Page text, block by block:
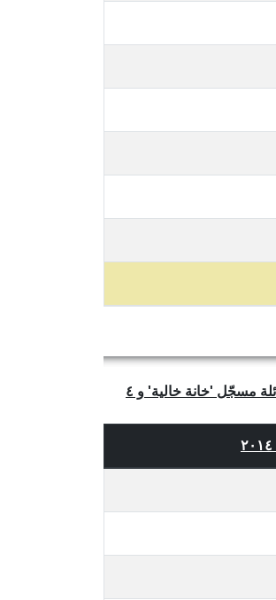
يتبيّن لنا من الجدول أعلاه أن عدد العائلات الفريدة والمتميّزة في قضاء البقاع الغربي، محافظة البقاع في لبنان هو ٤,٣٧٧ ومن بينها ١٠٥ إسم العائلة مسجّل 'خانة خالية' و ٤